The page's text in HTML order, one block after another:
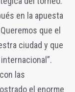
en la apuesta
que el
ciudad y que
las
el enorme